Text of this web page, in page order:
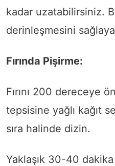
kadar uzatabilirsiniz.
derinleşmesini
Fırında Pişirme:
Fırını 200 dereceye
tepsisine yağlı kağıt
sıra halinde dizin.
Yaklaşık 30-40 dakika